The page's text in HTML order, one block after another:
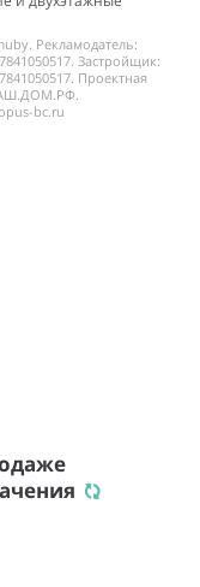
Рекламодатель:
Застройщик:
Проектная
bc.ru